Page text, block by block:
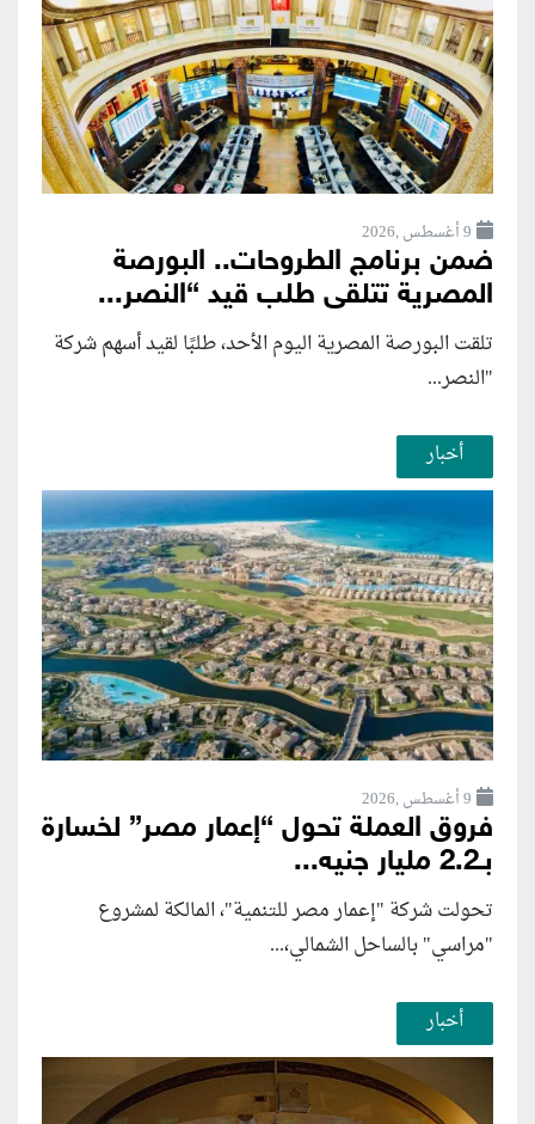
9 أغسطس ,2026
ضمن برنامج الطروحات.. البورصة
المصرية تتلقى طلب قيد “النصر...
تلقت البورصة المصرية اليوم الأحد، طلبًا لقيد أسهم شركة
"النصر...
أخبار
9 أغسطس ,2026
فروق العملة تحول “إعمار مصر” لخسارة
بـ2.2 مليار جنيه...
تحولت شركة "إعمار مصر للتنمية"، المالكة لمشروع
"مراسي" بالساحل الشمالي،...
أخبار